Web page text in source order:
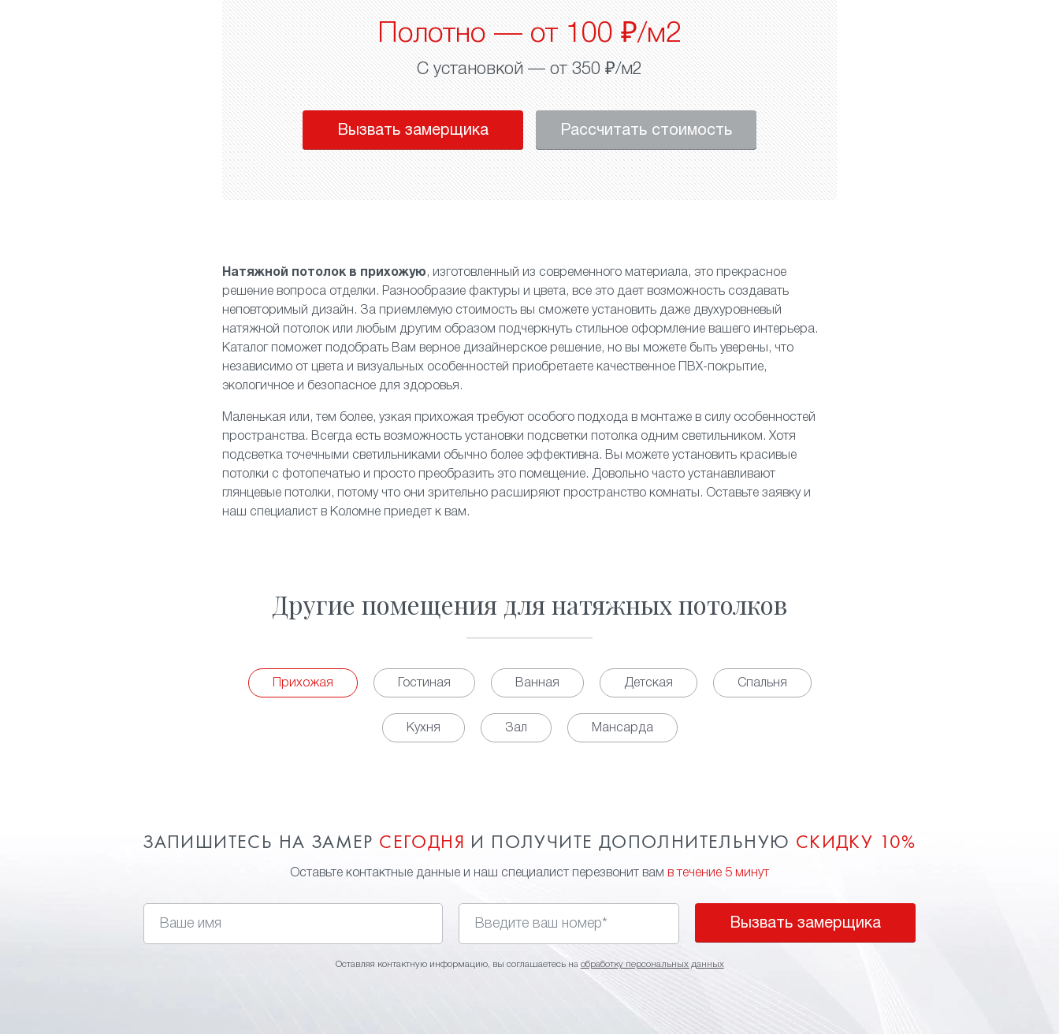
Полотно — от 100 ₽/м2
С установкой — от 350 ₽/м2
Вызвать замерщика Рассчитать стоимость
Натяжной потолок в прихожую , изготовленный из современного материала, это прекрасное
решение вопроса отделки. Разнообразие фактуры и цвета, все это дает возможность создавать
неповторимый дизайн. За приемлемую стоимость вы сможете установить даже двухуровневый
натяжной потолок или любым другим образом подчеркнуть стильное оформление вашего интерьера.
Каталог поможет подобрать Вам верное дизайнерское решение, но вы можете быть уверены, что
независимо от цвета и визуальных особенностей приобретаете качественное ПВХ-покрытие,
экологичное и безопасное для здоровья.
Маленькая или, тем более, узкая прихожая требуют особого подхода в монтаже в силу особенностей
пространства. Всегда есть возможность установки подсветки потолка одним светильником. Хотя
подсветка точечными светильниками обычно более эффективна. Вы можете установить красивые
потолки с фотопечатью и просто преобразить это помещение. Довольно часто устанавливают
глянцевые потолки , потому что они зрительно расширяют пространство комнаты. Оставьте заявку и
наш специалист в Коломне приедет к вам.
Другие помещения для натяжных потолков
Прихожая Гостиная Ванная Детская Спальня
Кухня Зал Мансарда
ЗАПИШИТЕСЬ НА ЗАМЕР СЕГОДНЯ И ПОЛУЧИТЕ ДОПОЛНИТЕЛЬНУЮ СКИДКУ 10%
Оставьте контактные данные и наш специалист перезвонит вам в течение 5 минут
Вызвать замерщика
Оставляя контактную информацию, вы соглашаетесь на обработку персональных данных